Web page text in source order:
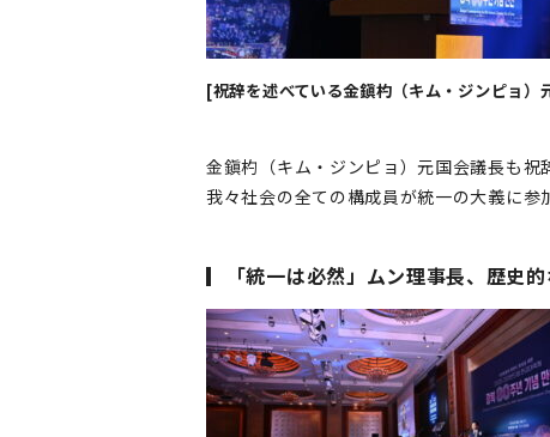
[祝辞を述べている金鎭杓（キム・ジンピョ）
金鎭杓（キム・ジンピョ）元国会議長も
我々社会の全ての構成員が統一の大義に参
▎「統一は必然」ムン理事長、歴史